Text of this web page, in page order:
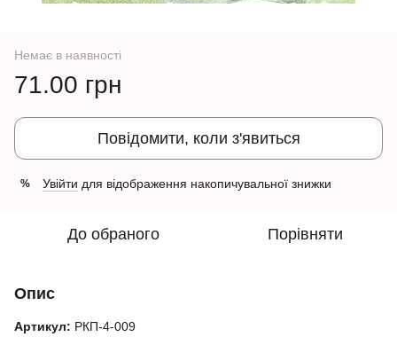
Немає в наявності
71.00 грн
Повідомити, коли з'явиться
% Увійти для відображення накопичувальної знижки
До обраного Порівняти
Опис
Артикул: РКП-4-009